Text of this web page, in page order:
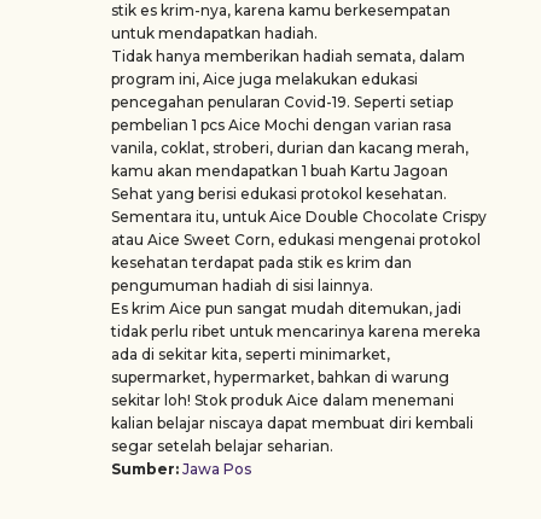
stik es krim-nya, karena kamu berkesempatan
untuk mendapatkan hadiah.
Tidak hanya memberikan hadiah semata, dalam
program ini, Aice juga melakukan edukasi
pencegahan penularan Covid-19. Seperti setiap
pembelian 1 pcs Aice Mochi dengan varian rasa
vanila, coklat, stroberi, durian dan kacang merah,
kamu akan mendapatkan 1 buah Kartu Jagoan
Sehat yang berisi edukasi protokol kesehatan.
Sementara itu, untuk Aice Double Chocolate Crispy
atau Aice Sweet Corn, edukasi mengenai protokol
kesehatan terdapat pada stik es krim dan
pengumuman hadiah di sisi lainnya.
Es krim Aice pun sangat mudah ditemukan, jadi
tidak perlu ribet untuk mencarinya karena mereka
ada di sekitar kita, seperti minimarket,
supermarket, hypermarket, bahkan di warung
sekitar loh! Stok produk Aice dalam menemani
kalian belajar niscaya dapat membuat diri kembali
segar setelah belajar seharian.
Sumber: Jawa Pos